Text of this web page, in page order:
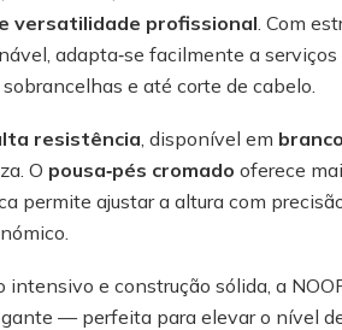
versatilidade profissional . Com
adapta‑se facilmente a serviços
e até corte de cabelo.
resistência , disponível em
O pousa‑pés cromado oferece
permite ajustar a altura com
intensivo e construção sólida, a
— perfeita para elevar o nível